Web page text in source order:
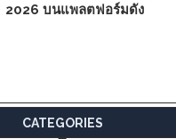
2026 บนแพลตฟอร์มดัง
CATEGORIES